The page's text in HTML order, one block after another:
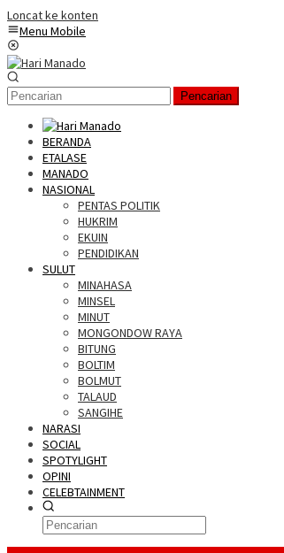
Loncat ke konten
Menu Mobile
Pencarian
BERANDA
ETALASE
MANADO
NASIONAL
PENTAS POLITIK
HUKRIM
EKUIN
PENDIDIKAN
SULUT
MINAHASA
MINSEL
MINUT
MONGONDOW RAYA
BITUNG
BOLTIM
BOLMUT
TALAUD
SANGIHE
NARASI
SOCIAL
SPOTYLIGHT
OPINI
CELEBTAINMENT